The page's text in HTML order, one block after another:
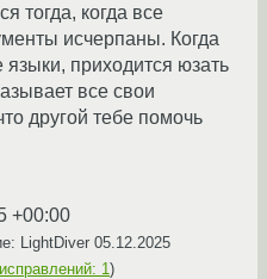
тогда, когда все
исчерпаны. Когда
языки, приходится юзать
все свои
другой тебе помочь
+00:00
LightDiver 05.12.2025
исправлений: 1 )